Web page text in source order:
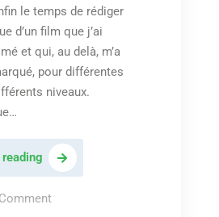
le temps de rédiger
d’un film que j’ai
et qui, au delà, m’a
pour différentes
niveaux.
Thomas
Cailley
–on